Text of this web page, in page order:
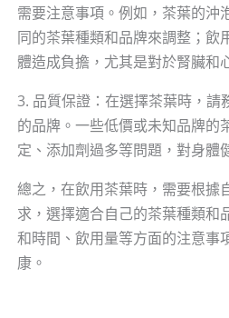
需要注意事項。例如，茶葉的沖
同的茶葉種類和品牌來調整；飲
體造成負擔，尤其是對於腎臟和
3. 品質保證：在選擇茶葉時，請
的品牌。一些低價或未知品牌的
定、添加劑過多等問題，對身體
總之，在飲用茶葉時，需要根據
求，選擇適合自己的茶葉種類和
和時間、飲用量等方面的注意事
康。